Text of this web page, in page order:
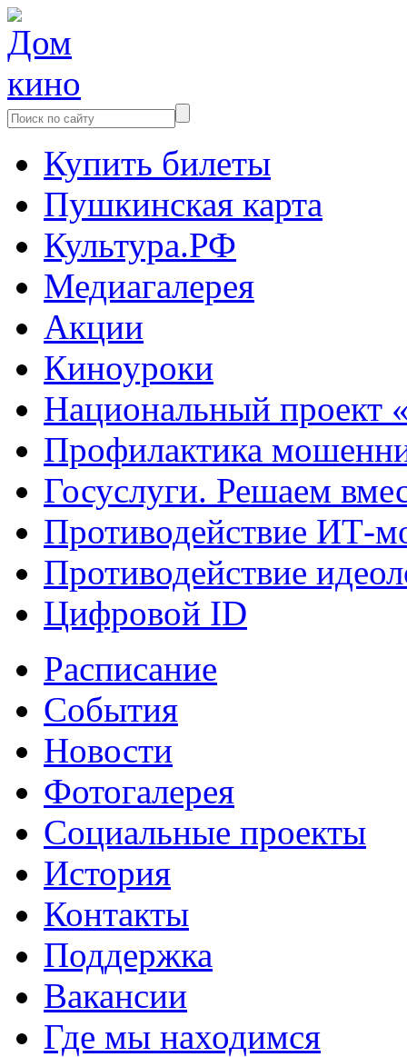
Купить билеты
Пушкинская карта
Культура.РФ
Медиагалерея
Акции
Киноуроки
Национальный проект
Профилактика
Госуслуги. Решаем
Противодействие ИТ-
Противодействие
Цифровой ID
Расписание
События
Новости
Фотогалерея
Социальные проекты
История
Контакты
Поддержка
Вакансии
Где мы находимся